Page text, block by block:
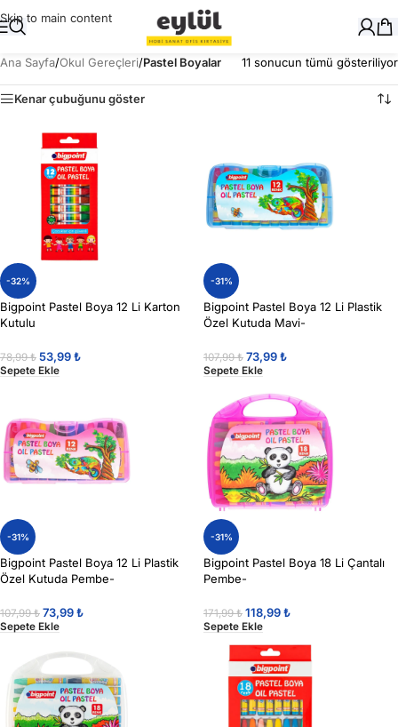
Skip to main content
Ana Sayfa/Okul Gereçleri/Pastel Boyalar 11 sonucun tümü gösteriliyor
Kenar çubuğunu göster
-32%
Bigpoint Pastel Boya 12 Li Karton
Kutulu
78,99₺ 53,99₺
Sepete Ekle
-31%
Bigpoint Pastel Boya 12 Li Plastik
Özel Kutuda Mavi-
107,99₺ 73,99₺
Sepete Ekle
-31%
Bigpoint Pastel Boya 12 Li Plastik
Özel Kutuda Pembe-
107,99₺ 73,99₺
Sepete Ekle
-31%
Bigpoint Pastel Boya 18 Li Çantalı
Pembe-
171,99₺ 118,99₺
Sepete Ekle